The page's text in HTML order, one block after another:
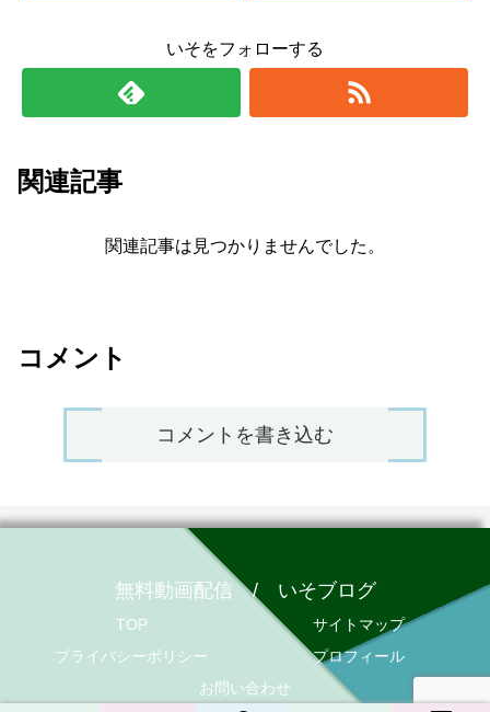
いそをフォローする
関連記事
関連記事は見つかりませんでした。
コメント
コメントを書き込む
無料動画配信 / いそブログ
TOP
サイトマップ
プライバシーポリシー
プロフィール
お問い合わせ